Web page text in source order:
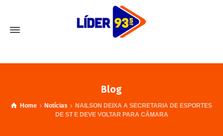
Blog
Home Notícias
NAILSON DEIXA A SECRETARIA DE ESPORTES
DE ST E DEVE VOLTAR PARA CÂMARA